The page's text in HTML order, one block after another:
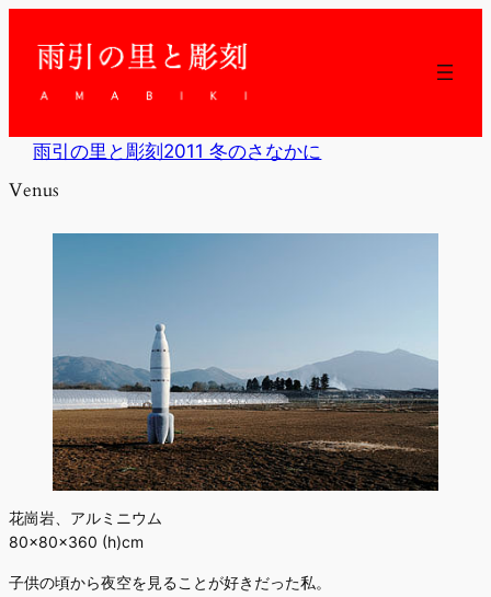
ッ
雨引の里と彫刻2011 冬のさなかに
Venus
花崗岩、アルミニウム
80×80×360 (h)cm
子供の頃から夜空を見ることが好きだった私。